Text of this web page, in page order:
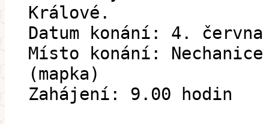
Králové.
Datum konání: 4. června
Místo konání:
(mapka)
Zahájení: 9.00 hodin